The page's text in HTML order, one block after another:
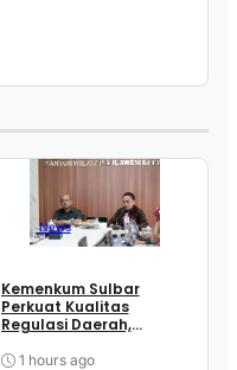
News
Kemenkum Sulbar
Perkuat Kualitas
Regulasi Daerah,
Ranperbup Polman
1 hours ago